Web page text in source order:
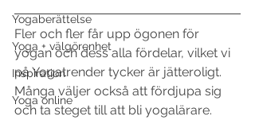
Yogaberättelse
Yoga + välgörenhet
Inspiration
Yoga online
Fler och fler får upp ögonen för
yogan och dess alla fördelar, vilket vi
på Yogatrender tycker är jätteroligt.
Många väljer också att fördjupa sig
och ta steget till att bli yogalärare.